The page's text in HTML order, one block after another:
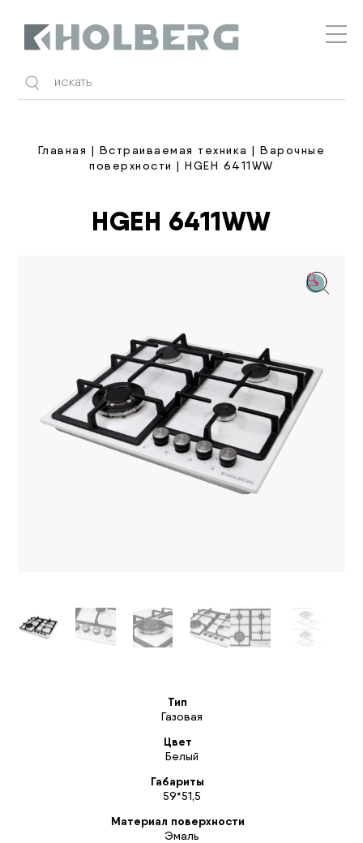
Главная | Встраиваемая техника |Варочные
поверхности | HGEH 6411WW
HGEH 6411WW
🔍
Тип
Газовая
Цвет
Белый
Габариты
59*51,5
Материал поверхности
Эмаль